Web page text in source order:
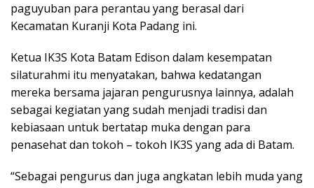
paguyuban para perantau yang berasal dari
Kecamatan Kuranji Kota Padang ini.
Ketua IK3S Kota Batam Edison dalam kesempatan
silaturahmi itu menyatakan, bahwa kedatangan
mereka bersama jajaran pengurusnya lainnya, adalah
sebagai kegiatan yang sudah menjadi tradisi dan
kebiasaan untuk bertatap muka dengan para
penasehat dan tokoh – tokoh IK3S yang ada di Batam.
“Sebagai pengurus dan juga angkatan lebih muda yang